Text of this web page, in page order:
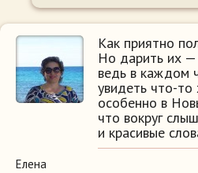
Как приятно
Но дарить их —
ведь в каждом
увидеть что-
особенно в
что вокруг
и красивые
Елена